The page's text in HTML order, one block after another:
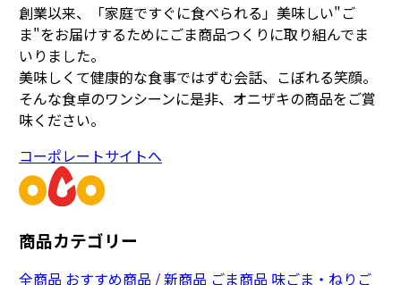
創業以来、「家庭ですぐに食べられる」美味しい"ご
ま"をお届けするためにごま商品つくりに取り組んでま
いりました。
美味しくて健康的な食事ではずむ会話、こぼれる笑顔。
そんな食卓のワンシーンに是非、オニザキの商品をご賞
味ください。
コーポレートサイトへ
商品カテゴリー
全商品 おすすめ商品 / 新商品 ごま商品 味ごま・ねりご